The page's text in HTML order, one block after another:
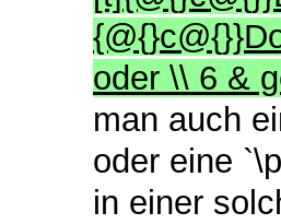
oder \\ 6 &
man auch
oder eine
in einer